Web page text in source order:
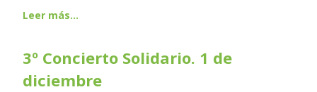
Leer más…
3º Concierto Solidario. 1 de
diciembre